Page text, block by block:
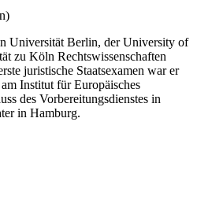
Universität Berlin, der University of
zu Köln Rechtswissenschaften
juristische Staatsexamen war er
Institut für Europäisches
des Vorbereitungsdienstes in
in Hamburg.